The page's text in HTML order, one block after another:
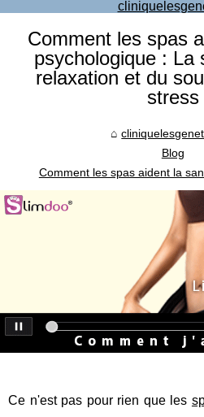
Comment les spas
psychologique : La
relaxation et du
stress
Blog
Comment les spas aident la
Ce n'est pas pour rien que les